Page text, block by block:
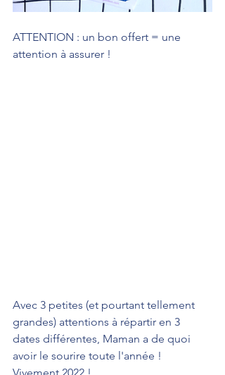
ATTENTION : un bon offert = une
attention à assurer !
Avec 3 petites (et pourtant tellement
grandes) attentions à répartir en 3
dates différentes, Maman a de quoi
avoir le sourire toute l'année !
Vivement 2022 !